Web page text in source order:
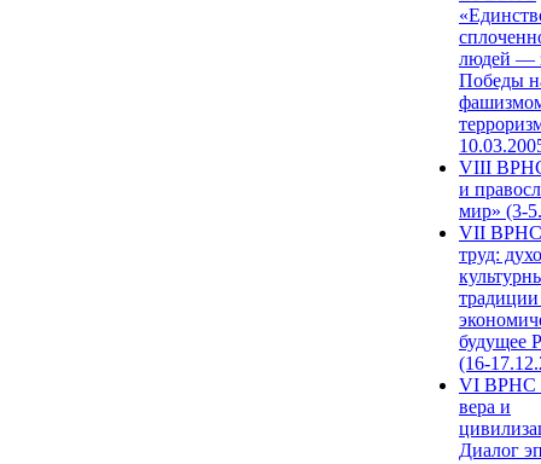
людей —
Победы
VIII
и
мир» (3-
VII ВРНС
труд:
будущее
(16-
VI ВРНС
вера и
Диалог